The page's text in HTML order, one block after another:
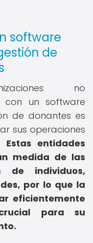
software
de
no
con un software
de donantes es
sus operaciones
Estas entidades
medida de las
de individuos,
por lo que la
eficientemente
para su